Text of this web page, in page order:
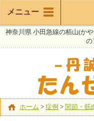
メニュー
神奈川県 小田急線の栢山(か
の
ホーム > 症例 > 関節・筋